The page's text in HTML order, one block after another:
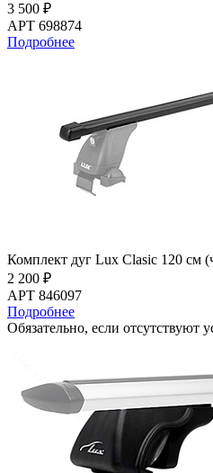
3 500 ₽
АРТ 698874
Подробнее
Комплект дуг Lux Clasic 120 см
2 200 ₽
АРТ 846097
Подробнее
Обязательно, если отсутствуют